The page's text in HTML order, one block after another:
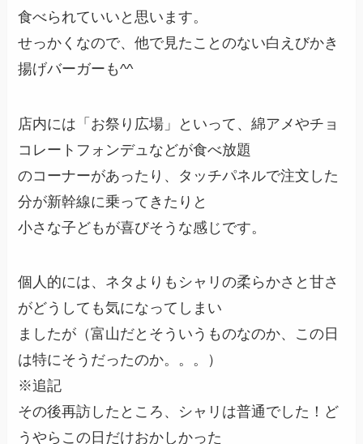
食べられていいと思います。
せっかくなので、他で見たことのない白えびかき
揚げバーガーも^^
店内には「お祭り広場」といって、綿アメやチョ
コレートフォンデュなどが食べ放題
のコーナーがあったり、タッチパネルで注文した
分が新幹線に乗ってきたりと
小さな子どもが喜びそうな感じです。
個人的には、ネタよりもシャリの柔らかさと甘さ
がどうしても気になってしまい
ましたが （富山だとそういうものなのか、この日
は特にそうだったのか。。。）
※追記
その後再訪したところ、シャリは普通でした！ど
うやらこの日だけおかしかった